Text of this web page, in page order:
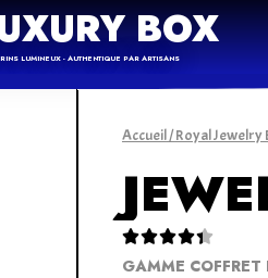
BOX
LUMINEUX - AUTHENTIQUE PAR ARTISANS
Accueil/Royal Jewelry

GAMME COFFRET